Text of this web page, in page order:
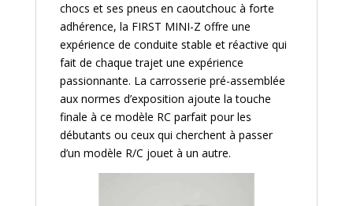
chocs et ses pneus en caoutchouc à forte
adhérence, la FIRST MINI-Z offre une
expérience de conduite stable et réactive qui
fait de chaque trajet une expérience
passionnante. La carrosserie pré-assemblée
aux normes d’exposition ajoute la touche
finale à ce modèle RC parfait pour les
débutants ou ceux qui cherchent à passer
d’un modèle R/C jouet à un autre.